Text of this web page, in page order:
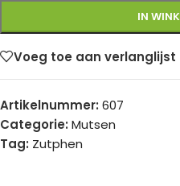
IN
Voeg toe aan verlanglijst
Artikelnummer: 607
Categorie: Mutsen
Tag: Zutphen